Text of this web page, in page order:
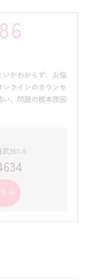
かわからず、お悩
ラインのカウンセ
い、問題の根本原因
381-5
ら